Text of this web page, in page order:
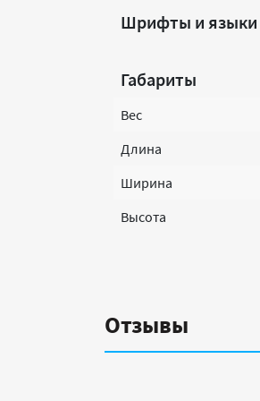
Шрифты и языки
Габариты
Вес
Длина
Ширина
Высота
Отзывы